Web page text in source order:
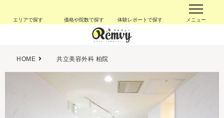
エリアで探す 価格や院数で探す 体験レポートで探す メニュー
HOME 共立美容外科 柏院